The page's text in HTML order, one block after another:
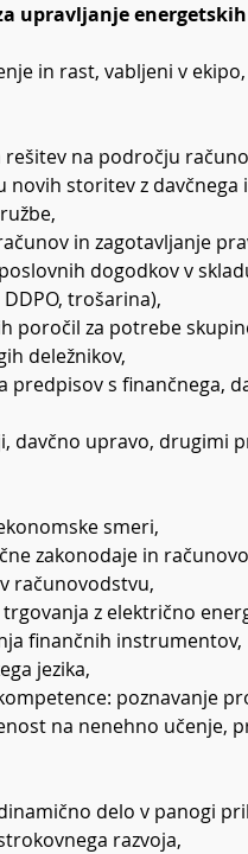
upravljanje
in rast, vabljeni v
na področju
novih storitev z
in zagotavljanje
dogodkov v
trošarina),
poročil za potrebe
deležnikov,
predpisov s finančnega,
davčno upravo, drugimi
smeri,
zakonodaje in
računovodstvu,
z električno
finančnih instrumentov,
jezika,
poznavanje
na nenehno učenje,
delo v panogi
razvoja,